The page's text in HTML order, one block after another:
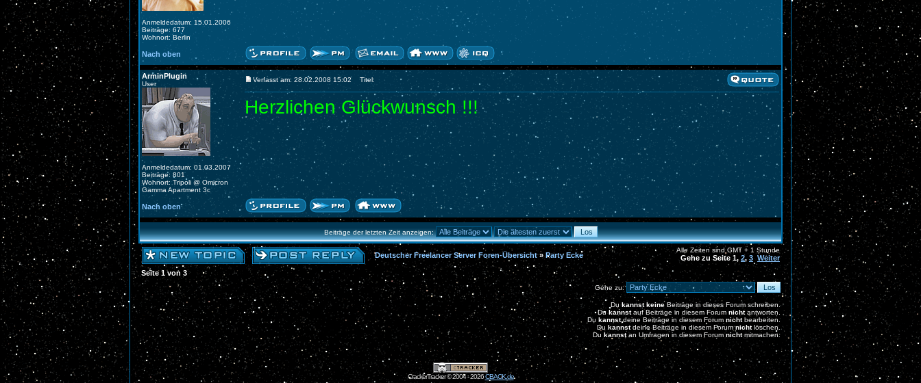
Anmeldedatum: 15.01.2006
Beiträge: 677
Wohnort: Berlin
Nach oben
ArminPlugin
User
Anmeldedatum: 01.03.2007
Beiträge: 801
Wohnort: Tripoli @ Omicron
Gamma Apartment 3c
Verfasst am: 28.02.2008 15:02 Titel:
Herzlichen Glückwunsch !!!
Nach oben
Beiträge der letzten Zeit anzeigen:
Deutscher Freelancer Server Foren-Übersicht»Party Ecke
Alle Zeiten sind GMT + 1 Stunde
Gehe zu Seite 1, 2, 3 Weiter
Seite1von 3
Gehe zu:
Du kannst keine Beiträge in dieses Forum schreiben.
Dukannstauf Beiträge in diesem Forum nichtantworten.
Du kannstdeine Beiträge in diesem Forum nichtbearbeiten.
Du kannstdeine Beiträge in diesem Forumnichtlöschen.
Du kannstan Umfragen in diesem Forum nichtmitmachen.
CrackerTracker © 2004 - 2026CBACK.de